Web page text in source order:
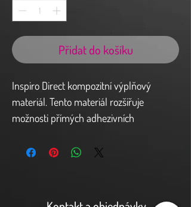
Přidat do košíku
Inspiro Direct kompozitní výplňový
materiál. Tento materiál rozšiřuje
možnosti přímých adhezivních
respektována přirozená struktura zubu
estetický a funkční výsledek.